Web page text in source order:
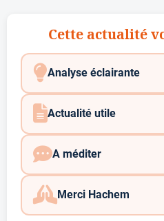
Cette actualité
Analyse éclairante
Actualité utile
A méditer
Merci Hachem